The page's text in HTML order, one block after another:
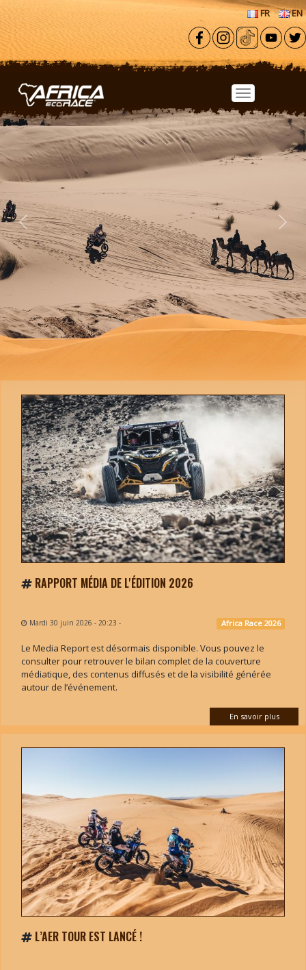
Aller au contenu principal
FR EN
Previous Next
RAPPORT MÉDIA DE L'ÉDITION 2026
Mardi 30 juin 2026 - 20:23 - Africa Race 2026
Le Media Report est désormais disponible. Vous pouvez le
consulter pour retrouver le bilan complet de la couverture
médiatique, des contenus diffusés et de la visibilité générée
autour de l’événement.
En savoir plus
L’AER TOUR EST LANCÉ !